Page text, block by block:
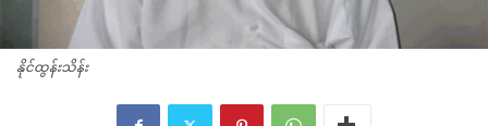
နိုင်ထွန်းသိန်း